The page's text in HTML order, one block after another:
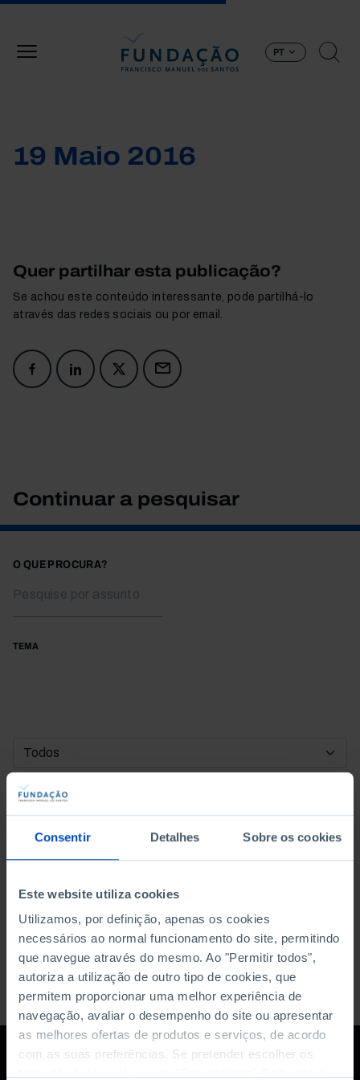
Consentir Detalhes Sobre os cookies
Este website utiliza cookies
Utilizamos, por definição, apenas os cookies
necessários ao normal funcionamento do site, permitindo
que navegue através do mesmo. Ao "Permitir todos",
autoriza a utilização de outro tipo de cookies, que
permitem proporcionar uma melhor experiência de
navegação, avaliar o desempenho do site ou apresentar
as melhores ofertas de produtos e serviços, de acordo
com as suas preferências. Se pretender escolher os
PT
19 Maio 2016
Quer partilhar esta publicação?
Se achou este conteúdo interessante, pode partilhá-lo
através das redes sociais ou por email.
Continuar a pesquisar
O QUE PROCURA?
TEMA
DATA DE INÍCIO
DATA DE FIM